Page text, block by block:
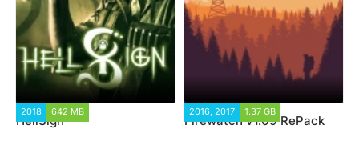
2018 642 MB
HellSign
2016, 2017 1.37 GB
Firewatch v1.09 RePack